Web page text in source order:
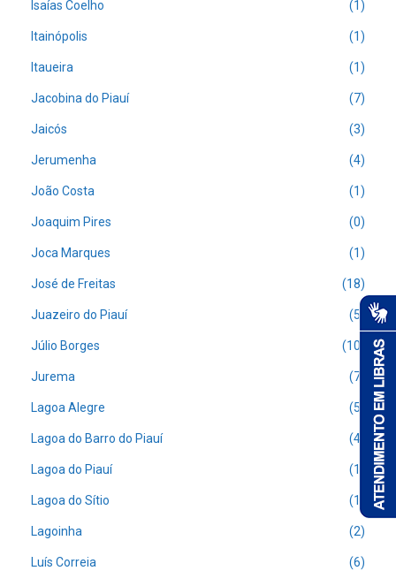
Isaías Coelho (1)
Itainópolis (1)
Itaueira (1)
Jacobina do Piauí (7)
Jaicós (3)
Jerumenha (4)
João Costa (1)
Joaquim Pires (0)
Joca Marques (1)
José de Freitas (18)
Juazeiro do Piauí (5)
Júlio Borges (10)
Jurema (7)
Lagoa Alegre (5)
Lagoa do Barro do Piauí (4)
Lagoa do Piauí (1)
Lagoa do Sítio (1)
Lagoinha (2)
Luís Correia (6)